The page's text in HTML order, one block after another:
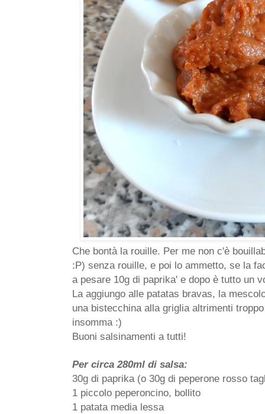
Che bontà la rouille. Per me non c'è
:P) senza rouille, e poi lo ammetto, se la
a pesare 10g di paprika' e dopo è tutto un
La aggiungo alle patatas bravas, la
una bistecchina alla griglia altrimenti
insomma :)
Buoni salsinamenti a tutti!
Per circa 280ml di salsa:
30g di paprika (o 30g di peperone rosso
1 piccolo peperoncino, bollito
1 patata media lessa